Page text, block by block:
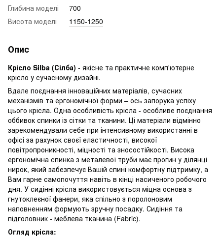
Глибина моделі
700
Висота моделі
1150-1250
Опис
Крісло Silba (Сілба) - якісне та практичне комп'ютерне
крісло у сучасному дизайні.
Вдале поєднання інноваційних матеріалів, сучасних
механізмів та ергономічної форми – ось запорука успіху
цього крісла. Одна особливість крісла - особливе поєднання
оббивок спинки із сітки та тканини. Ці матеріали відмінно
зарекомендували себе при інтенсивному використанні в
офісі за рахунок своєї еластичності, високої
повітропроникності, міцності та зносостійкості. Висока
ергономічна спинка з металевої труби має прогин у ділянці
нирок, який забезпечує Вашій спині комфортну підтримку, а
Вам гарне самопочуття навіть в кінці насиченого робочого
дня. У сидінні крісла використовується міцна основа з
гнутоклеєної фанери, яка спільно з поролоновим
наповненням формують зручну посадку. Сидіння та
підголовник - меблева тканина (Fabric).
Огляд крісла: